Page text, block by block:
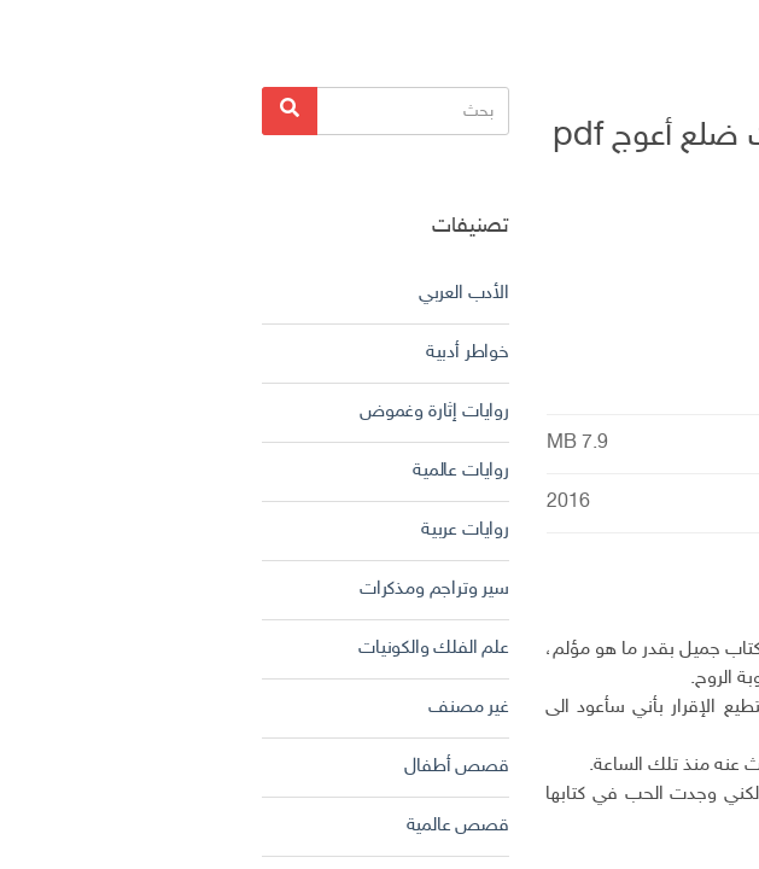
تحميل مذكرات ضلع أعوج pdf
7.9 MB
2016
جميل بقدر ما هو مؤلم،
الروح.
الإقرار بأني سأعود الى
عنه منذ تلك الساعة.
وجدت الحب في كتابها
البحث
عن:
بحث
تصنيفات
الأدب العربي
خواطر أدبية
روايات إثارة وغموض
روايات عالمية
روايات عربية
سير وتراجم ومذكرات
علم الفلك والكونيات
غير مصنف
قصص أطفال
قصص عالمية